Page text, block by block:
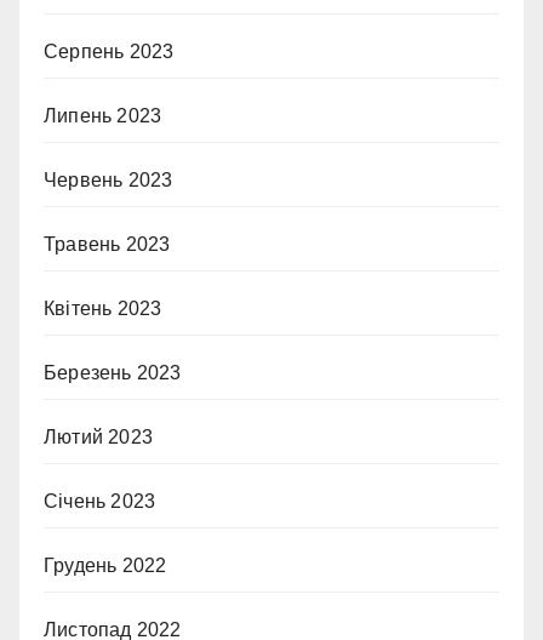
Серпень 2023
Липень 2023
Червень 2023
Травень 2023
Квітень 2023
Березень 2023
Лютий 2023
Січень 2023
Грудень 2022
Листопад 2022